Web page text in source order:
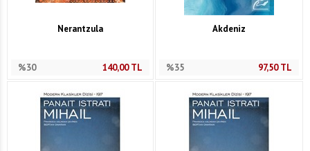
Nerantzula
%30 140,00TL
Akdeniz
%35 97,50TL